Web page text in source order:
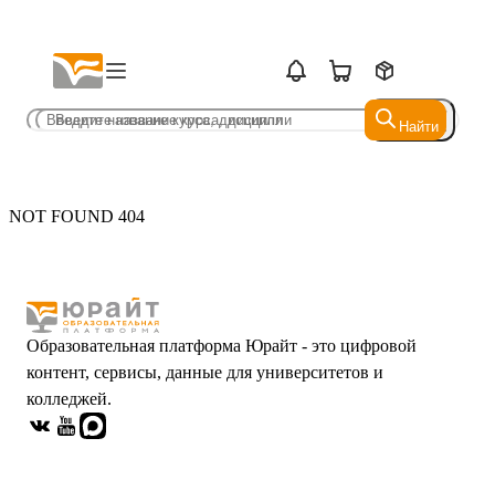
Найти
Найти
NOT FOUND 404
Образовательная платформа Юрайт - это цифровой
контент, сервисы, данные для университетов и
колледжей.